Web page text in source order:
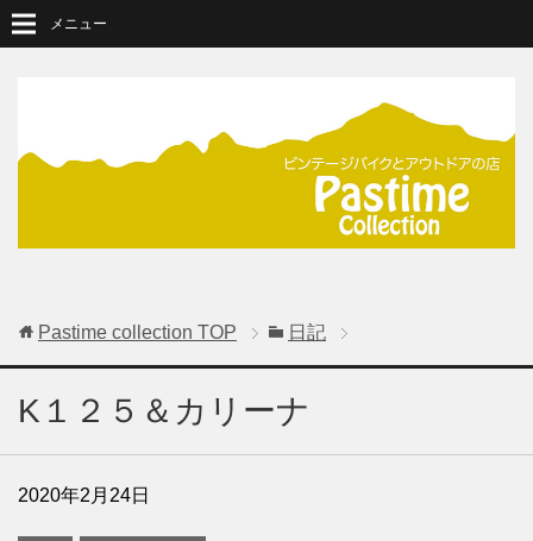
メニュー
Pastime collection TOP 日記
K１２５＆カリーナ
2020年2月24日